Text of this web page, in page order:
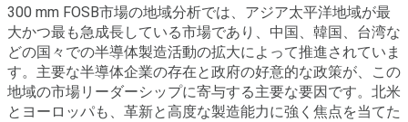
300 mm FOSB市場の地域分析では、アジア太平洋地域が最
大かつ最も急成長している市場であり、中国、韓国、台湾な
どの国々での半導体製造活動の拡大によって推進されていま
す。主要な半導体企業の存在と政府の好意的な政策が、この
地域の市場リーダーシップに寄与する主要な要因です。北米
とヨーロッパも、革新と高度な製造能力に強く焦点を当てた